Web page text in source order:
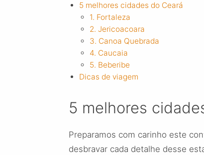
5 melhores cidades do Ceará
1. Fortaleza
2. Jericoacoara
3. Canoa Quebrada
4. Caucaia
5. Beberibe
Dicas de viagem
5 melhores
Preparamos com carinho este
desbravar cada detalhe desse